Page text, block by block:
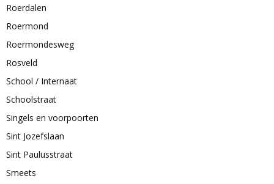
Roerdalen
Roermond
Roermondesweg
Rosveld
School / Internaat
Schoolstraat
Singels en voorpoorten
Sint Jozefslaan
Sint Paulusstraat
Smeets